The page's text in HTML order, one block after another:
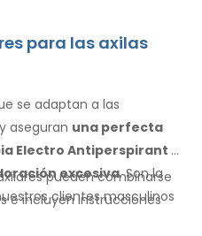
para las axilas
se adaptan a las
y aseguran una perfecta
Electro Antiperspirant a
excesiva. Son la
clientes masculinos
pueden combinarse
e incluyen instrucciones